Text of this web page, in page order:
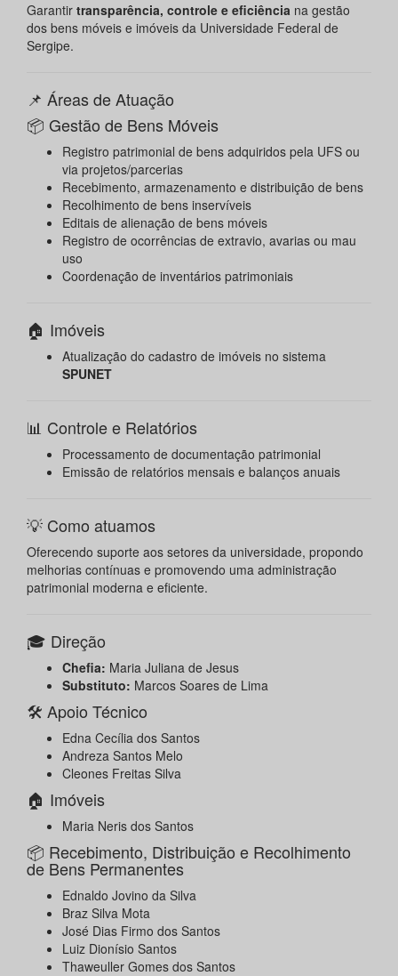
Garantir transparência, controle e eficiência na gestão
dos bens móveis e imóveis da Universidade Federal de
Sergipe.
📌 Áreas de Atuação
📦 Gestão de Bens Móveis
Registro patrimonial de bens adquiridos pela UFS ou
via projetos/parcerias
Recebimento, armazenamento e distribuição de bens
Recolhimento de bens inservíveis
Editais de alienação de bens móveis
Registro de ocorrências de extravio, avarias ou mau
uso
Coordenação de inventários patrimoniais
🏠 Imóveis
Atualização do cadastro de imóveis no sistema
SPUNET
📊 Controle e Relatórios
Processamento de documentação patrimonial
Emissão de relatórios mensais e balanços anuais
💡 Como atuamos
Oferecendo suporte aos setores da universidade, propondo
melhorias contínuas e promovendo uma administração
patrimonial moderna e eficiente.
🎓 Direção
Chefia: Maria Juliana de Jesus
Substituto: Marcos Soares de Lima
🛠️ Apoio Técnico
Edna Cecília dos Santos
Andreza Santos Melo
Cleones Freitas Silva
🏠 Imóveis
Maria Neris dos Santos
📦 Recebimento, Distribuição e Recolhimento
de Bens Permanentes
Ednaldo Jovino da Silva
Braz Silva Mota
José Dias Firmo dos Santos
Luiz Dionísio Santos
Thaweuller Gomes dos Santos